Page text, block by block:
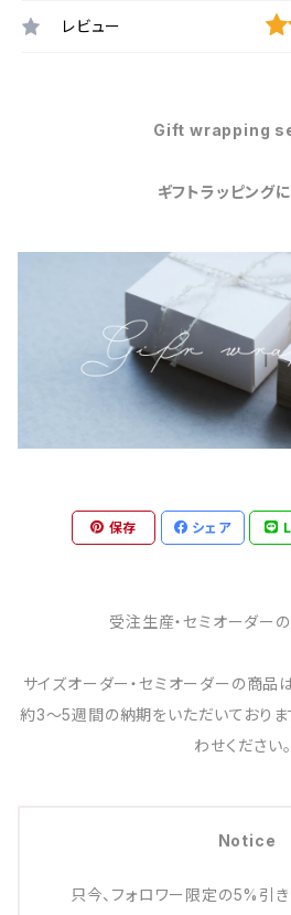
レビュー
Gift wrapping
ギフトラッピング
保存 シェア
受注生産・セミオーダー
サイズオーダー・セミオーダーの商品
約3～5週間の納期をいただいておりま
わせください
Notice
只今、フォロワー限定の5%引